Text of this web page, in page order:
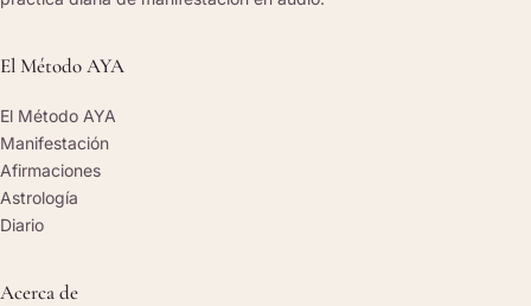
El Método AYA
El Método AYA
Manifestación
Afirmaciones
Astrología
Diario
Acerca de